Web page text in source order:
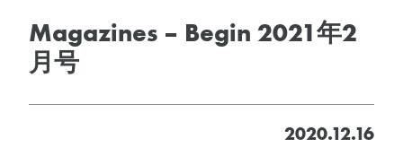
Magazines – Begin 2021年2
月号
2020.12.16